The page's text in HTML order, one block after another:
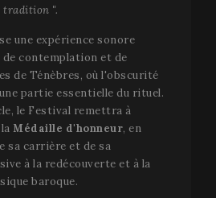
tradition ".
une expérience sonore
contemplation et de
de Ténèbres, où l'obscurité
partie essentielle du rituel.
le Festival remettra à
la Médaille d'honneur, en
sa carrière et de sa
à la redécouverte et à la
baroque.